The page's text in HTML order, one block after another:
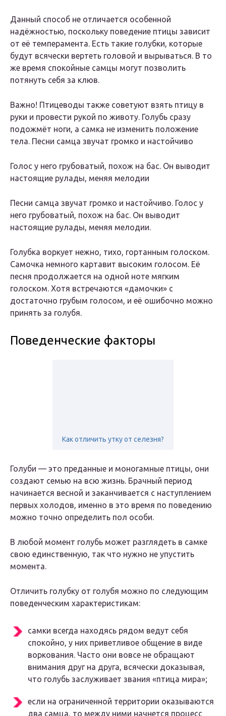
Данный способ не отличается особенной
надёжностью, поскольку поведение птицы зависит
от её темперамента. Есть такие голубки, которые
будут всячески вертеть головой и вырываться. В то
же время спокойные самцы могут позволить
потянуть себя за клюв.
Важно! Птицеводы также советуют взять птицу в
руки и провести рукой по животу. Голубь сразу
подожмёт ноги, а самка не изменить положение
тела. Песни самца звучат громко и настойчиво
Голос у него грубоватый, похож на бас. Он выводит
настоящие рулады, меняя мелодии
Песни самца звучат громко и настойчиво. Голос у
него грубоватый, похож на бас. Он выводит
настоящие рулады, меняя мелодии.
Голубка воркует нежно, тихо, гортанным голоском.
Самочка немного картавит высоким голосом. Её
песня продолжается на одной ноте мягким
голоском. Хотя встречаются «дамочки» с
достаточно грубым голосом, и её ошибочно можно
принять за голубя.
Поведенческие факторы
Как отличить утку от селезня?
Голуби — это преданные и моногамные птицы, они
создают семью на всю жизнь. Брачный период
начинается весной и заканчивается с наступлением
первых холодов, именно в это время по поведению
можно точно определить пол особи.
В любой момент голубь может разглядеть в самке
свою единственную, так что нужно не упустить
момента.
Отличить голубку от голубя можно по следующим
поведенческим характеристикам:
самки всегда находясь рядом ведут себя
спокойно, у них приветливое общение в виде
воркования. Часто они вовсе не обращают
внимания друг на друга, всячески доказывая,
что голубь заслуживает звания «птица мира»;
если на ограниченной территории оказываются
два самца, то между ними начнется процесс